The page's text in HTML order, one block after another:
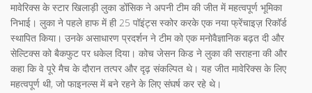
मावेरिक्स के स्टार खिलाड़ी लुका डोंसिक ने अपनी टीम की जीत में महत्वपूर्ण भूमिका
निभाई। लुका ने पहले हाफ में ही 25 पॉइंट्स स्कोर करके एक नया फ्रेंचाइज़ रिकॉर्ड
स्थापित किया। उनके असाधारण प्रदर्शन ने टीम को एक मनोवैज्ञानिक बढ़त दी और
सेल्टिक्स को बैकफुट पर धकेल दिया। कोच जेसन किड ने लुका की सराहना की और
कहा कि वे पूरे मैच के दौरान तत्पर और दृढ़ संकल्पित थे। यह जीत मावेरिक्स के लिए
महत्वपूर्ण थी, जो फाइनल्स में बने रहने के लिए संघर्ष कर रहे थे।